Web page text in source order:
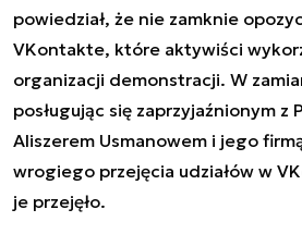
powiedział, że nie zamknie
VKontakte, które aktywiści
organizacji demonstracji. W
posługując się zaprzyjaźnionym z
Aliszerem Usmanowem i jego
wrogiego przejęcia udziałów w
je przejęło.